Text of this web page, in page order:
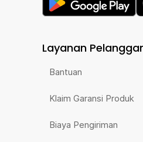
Layanan
Bantuan
Klaim Garansi Produk
Biaya Pengiriman